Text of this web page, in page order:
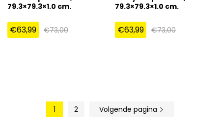
79.3×79.3×1.0 cm.
€63,99 €73,00
79.3×79.3×1.0 cm.
€63,99 €73,00
1 2 Volgende pagina